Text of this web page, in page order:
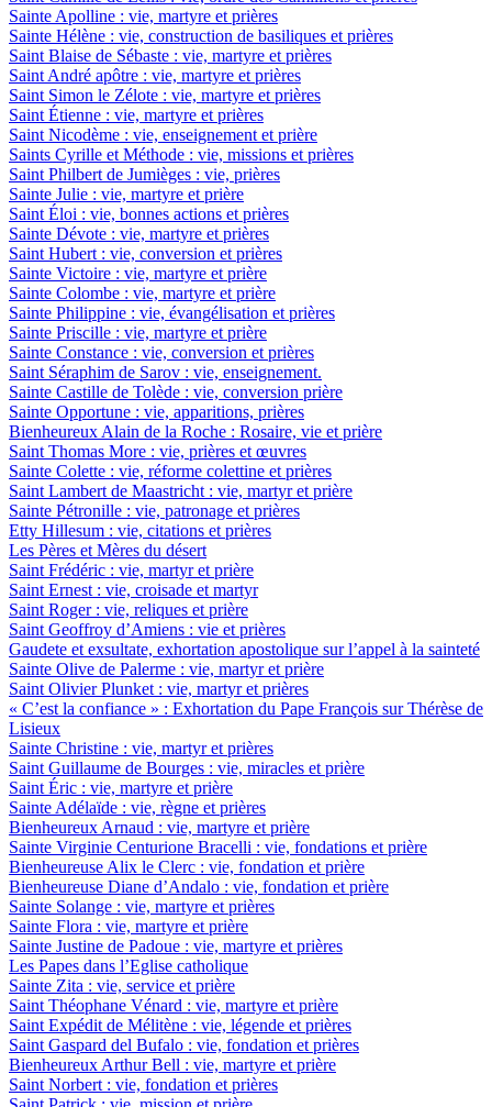
Sainte Apolline : vie, martyre et prières
Sainte Hélène : vie, construction de basiliques et prières
Saint Blaise de Sébaste : vie, martyre et prières
Saint André apôtre : vie, martyre et prières
Saint Simon le Zélote : vie, martyre et prières
Saint Étienne : vie, martyre et prières
Saint Nicodème : vie, enseignement et prière
Saints Cyrille et Méthode : vie, missions et prières
Saint Philbert de Jumièges : vie, prières
Sainte Julie : vie, martyre et prière
Saint Éloi : vie, bonnes actions et prières
Sainte Dévote : vie, martyre et prières
Saint Hubert : vie, conversion et prières
Sainte Victoire : vie, martyre et prière
Sainte Colombe : vie, martyre et prière
Sainte Philippine : vie, évangélisation et prières
Sainte Priscille : vie, martyre et prière
Sainte Constance : vie, conversion et prières
Saint Séraphim de Sarov : vie, enseignement.
Sainte Castille de Tolède : vie, conversion prière
Sainte Opportune : vie, apparitions, prières
Bienheureux Alain de la Roche : Rosaire, vie et prière
Saint Thomas More : vie, prières et œuvres
Sainte Colette : vie, réforme colettine et prières
Saint Lambert de Maastricht : vie, martyr et prière
Sainte Pétronille : vie, patronage et prières
Etty Hillesum : vie, citations et prières
Les Pères et Mères du désert
Saint Frédéric : vie, martyr et prière
Saint Ernest : vie, croisade et martyr
Saint Roger : vie, reliques et prière
Saint Geoffroy d’Amiens : vie et prières
Gaudete et exsultate, exhortation apostolique sur l’appel à la sainteté
Sainte Olive de Palerme : vie, martyr et prière
Saint Olivier Plunket : vie, martyr et prières
« C’est la confiance » : Exhortation du Pape François sur Thérèse de
Lisieux
Sainte Christine : vie, martyr et prières
Saint Guillaume de Bourges : vie, miracles et prière
Saint Éric : vie, martyre et prière
Sainte Adélaïde : vie, règne et prières
Bienheureux Arnaud : vie, martyre et prière
Sainte Virginie Centurione Bracelli : vie, fondations et prière
Bienheureuse Alix le Clerc : vie, fondation et prière
Bienheureuse Diane d’Andalo : vie, fondation et prière
Sainte Solange : vie, martyre et prières
Sainte Flora : vie, martyre et prière
Sainte Justine de Padoue : vie, martyre et prières
Les Papes dans l’Eglise catholique
Sainte Zita : vie, service et prière
Saint Théophane Vénard : vie, martyre et prière
Saint Expédit de Mélitène : vie, légende et prières
Saint Gaspard del Bufalo : vie, fondation et prières
Bienheureux Arthur Bell : vie, martyre et prière
Saint Norbert : vie, fondation et prières